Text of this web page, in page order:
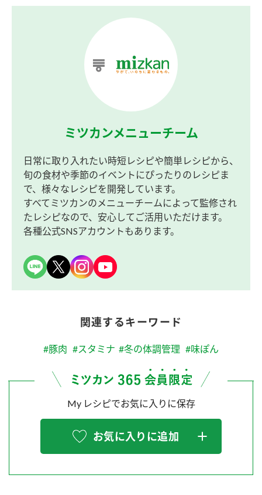
ミツカンメニューチーム
日常に取り入れたい時短レシピや簡単レシピから、
旬の食材や季節のイベントにぴったりのレシピま
で、様々なレシピを開発しています。
すべてミツカンのメニューチームによって監修され
たレシピなので、安心してご活用いただけます。
各種公式SNSアカウントもあります。
関連するキーワード
#豚肉 #スタミナ #冬の体調管理 #味ぽん
My レシピでお気に入りに保存
お気に入りに追加